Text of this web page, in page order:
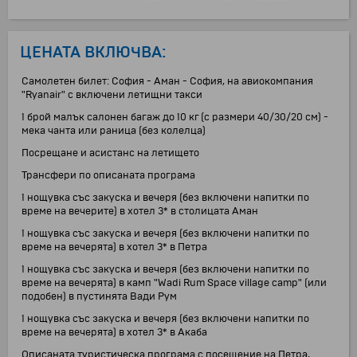
ЦЕНАТА ВКЛЮЧВА:
Самолетен билет: София - Аман - София, на авиокомпания
"Ryanair" с включени летищни такси
1 брой малък салонен багаж до 10 кг (с размери 40/30/20 см) -
мека чанта или раница (без колелца)
Посрещане и асистанс на летището
Трансфери по описаната програма
1 нощувка със закуска и вечеря (без включени напитки по
време на вечерите) в хотел 3* в столицата Аман
1 нощувка със закуска и вечеря (без включени напитки по
време на вечерята) в хотел 3* в Петра
1 нощувка със закуска и вечеря (без включени напитки по
време на вечерята) в камп "Wadi Rum Space village camp" (или
подобен) в пустинята Вади Рум
1 нощувка със закуска и вечеря (без включени напитки по
време на вечерята) в хотел 3* в Акаба